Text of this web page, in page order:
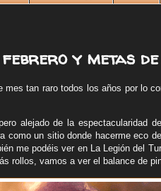
y metas
mes tan raro todos los años por lo
alejado de la espectacularidad
como un sitio donde hacerme eco
me podéis ver en La Legión del
rollos, vamos a ver el balance de